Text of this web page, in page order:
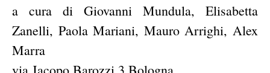
a cura di Giovanni Mundula, Elisabetta
Zanelli, Paola Mariani, Mauro Arrighi, Alex
Marra